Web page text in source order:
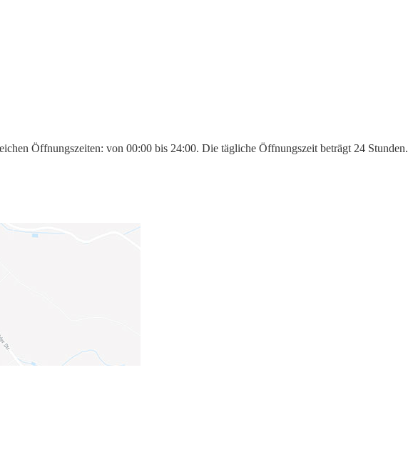
Öffnungszeiten: von 00:00 bis 24:00. Die tägliche Öffnungszeit beträgt 24 Stunden.